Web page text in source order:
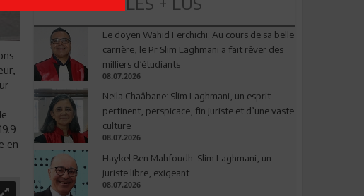
en
Le doyen Wahid Ferchichi: Au cours de sa belle
carrière, le Pr Slim Laghmani a fait rêver des
milliers d’étudiants
08.07.2026
Neila Chaâbane: Slim Laghmani, un esprit
pertinent, perspicace, fin juriste et d’une vaste
culture
08.07.2026
Haykel Ben Mahfoudh: Slim Laghmani, un
juriste libre, exigeant
08.07.2026